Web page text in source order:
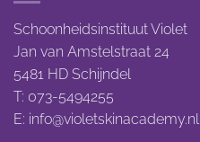
Schoonheidsinstituut Violet
Jan van Amstelstraat 24
5481 HD Schijndel
T: 073-5494255
E: info@violetskinacademy.nl